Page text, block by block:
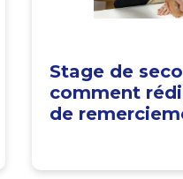
Stage de
comment
de